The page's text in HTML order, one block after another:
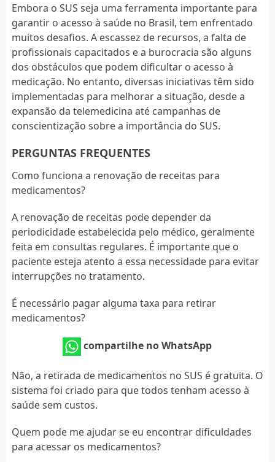
Embora o SUS seja uma ferramenta importante para
garantir o acesso à saúde no Brasil, tem enfrentado
muitos desafios. A escassez de recursos, a falta de
profissionais capacitados e a burocracia são alguns
dos obstáculos que podem dificultar o acesso à
medicação. No entanto, diversas iniciativas têm sido
implementadas para melhorar a situação, desde a
expansão da telemedicina até campanhas de
conscientização sobre a importância do SUS.
PERGUNTAS FREQUENTES
Como funciona a renovação de receitas para
medicamentos?
A renovação de receitas pode depender da
periodicidade estabelecida pelo médico, geralmente
feita em consultas regulares. É importante que o
paciente esteja atento a essa necessidade para evitar
interrupções no tratamento.
É necessário pagar alguma taxa para retirar
medicamentos?
compartilhe no WhatsApp
Não, a retirada de medicamentos no SUS é gratuita. O
sistema foi criado para que todos tenham acesso à
saúde sem custos.
Quem pode me ajudar se eu encontrar dificuldades
para acessar os medicamentos?